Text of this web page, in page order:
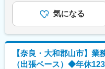
・有給休暇も、お客様と
・女性が半数以上在籍し
変更の範囲：会社の定める
【職務概要】
関西エリアを主軸とした
・地域金融機関、金融機
運営／アプリケーション
【職務詳細】
・システム化構想策定、
勤務手当や住宅手当など
スの年収には、裁量労働
年2回（6月、12月）賃金
通じて上下する可能性が
表記です。
気になる
【奈良・大和郡山市】業
（出張ベース）◆年休